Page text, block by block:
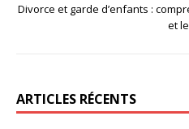
Divorce et garde d’enfants :
et
ARTICLES RÉCENTS